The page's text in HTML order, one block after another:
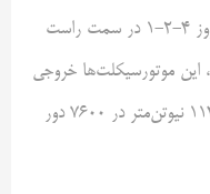
است. طراحی اگزوز دوگانه قبلی با یک اگزوز 4-2-1 در سمت راست
موتورسیکلت‌ها خروجی
۱۳۴ اسب بخار در ۹۰۰۰ دور در دقیقه و ۱۱۳ نیوتن‌متر در ۷۶۰۰ دور